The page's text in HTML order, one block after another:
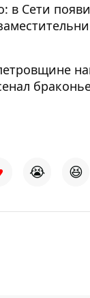
в Сети
😭 😆